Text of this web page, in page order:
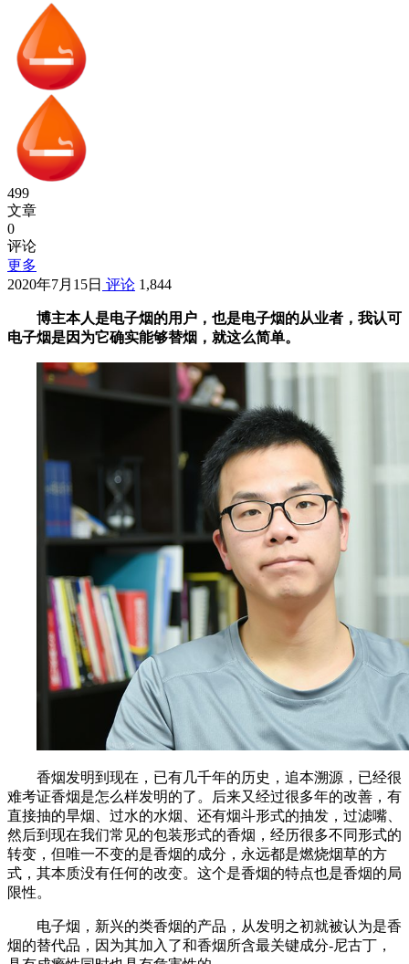
499
文章
0
评论
更多
2020年7月15日 评论 1,844
博主本人是电子烟的用户，也是电子烟的从业者，我认可
电子烟是因为它确实能够替烟，就这么简单。
香烟发明到现在，已有几千年的历史，追本溯源，已经很
难考证香烟是怎么样发明的了。后来又经过很多年的改善，有
直接抽的旱烟、过水的水烟、还有烟斗形式的抽发，过滤嘴、
然后到现在我们常见的包装形式的香烟，经历很多不同形式的
转变，但唯一不变的是香烟的成分，永远都是燃烧烟草的方
式，其本质没有任何的改变。这个是香烟的特点也是香烟的局
限性。
电子烟，新兴的类香烟的产品，从发明之初就被认为是香
烟的替代品，因为其加入了和香烟所含最关键成分-尼古丁，